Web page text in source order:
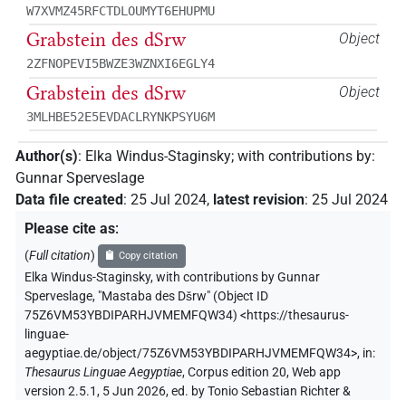
W7XVMZ45RFCTDLOUMYT6EHUPMU
Object
Grabstein des dSrw
2ZFNOPEVI5BWZE3WZNXI6EGLY4
Object
Grabstein des dSrw
3MLHBE52E5EVDACLRYNKPSYU6M
Author(s): Elka Windus-Staginsky; with contributions by:
Gunnar Sperveslage
Data file created: 25 Jul 2024, latest revision: 25 Jul 2024
Please cite as:
(Full citation) Copy citation
Elka Windus-Staginsky,with contributions byGunnar
Sperveslage, "Mastaba des Dšrw" (Object ID
75Z6VM53YBDIPARHJVMEMFQW34) <https://thesaurus-
linguae-
aegyptiae.de/object/75Z6VM53YBDIPARHJVMEMFQW34>, in:
Thesaurus Linguae Aegyptiae,Corpus edition 20, Web app
version 2.5.1, 5 Jun 2026, ed. by Tonio Sebastian Richter &